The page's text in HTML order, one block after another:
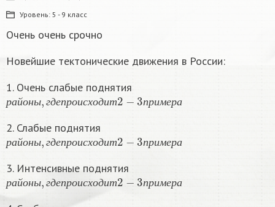
Уровень: 5 - 9 класс
Очень очень срочно
Новейшие тектонические движения в России:
1. Очень слабые поднятия
р а й о н ы г депр о исх о д ит п р име р а
ра йоны,г депрои сходи т2− 3п
2. Слабые поднятия
р а й о н ы г депр о исх о д ит п р име р а
ра йоны,гдепрои схо т 3п
3. Интенсивные поднятия
р а й о н ы г депр о исх о д ит п р име р а
ра йо ны,гдепро исходит2 3п